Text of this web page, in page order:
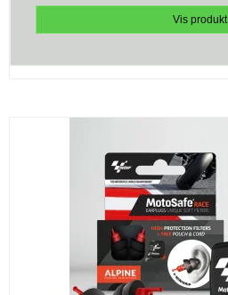
Vis produkt